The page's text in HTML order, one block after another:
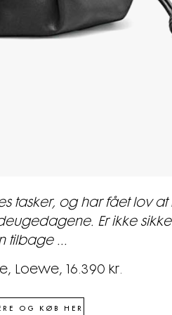
tasker, og har fået lov at
Er ikke
tilbage ...
Loewe, 16.390 kr.
OG KØB HER